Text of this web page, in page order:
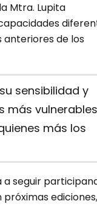
Mtra. Lupita
de los
sensibilidad y
más
más los
a seguir
próximas ediciones,